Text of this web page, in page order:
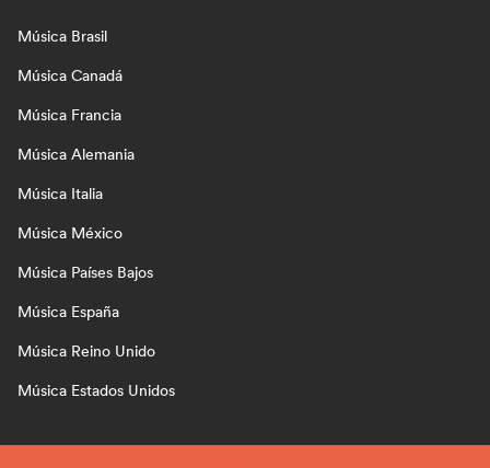
Música Brasil
Música Canadá
Música Francia
Música Alemania
Música Italia
Música México
Música Países Bajos
Música España
Música Reino Unido
Música Estados Unidos